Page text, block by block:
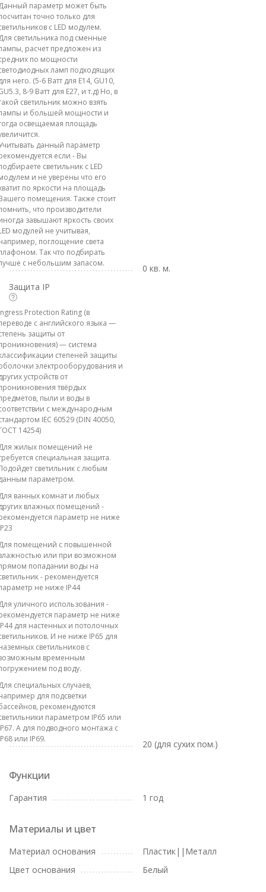
параметр может быть
точно только для
с LED модулем.
светильника под сменные
расчет предложен из
по мощности
ламп подходящих
него. (5-6 Ватт для E14, GU10,
8-9 Ватт для E27, и т.д) Но, в
светильник можно взять
и большей мощности и
освещаемая площадь
данный параметр
если - Вы
светильник с LED
и не уверены что его
по яркости на площадь
помещения. Также стоит
что производители
завышают яркость своих
модулей не учитывая,
поглощение света
Так что подбирать
с небольшим запасом.
0 кв. м.
Защита IP
Protection Rating (в
с английского языка —
защиты от
— система
степеней защиты
электрооборудования и
устройств от
твёрдых
пыли и воды в
с международным
IEC 60529 (DIN 40050,
14254)
жилых помещений не
специальная защита.
светильник с любым
параметром.
ванных комнат и любых
влажных помещений -
параметр не ниже
помещений с повышенной
или при возможном
попадании воды на
- рекомендуется
не ниже IP44
уличного использования -
параметр не ниже
для настенных и потолочных
И не ниже IP65 для
светильников с
временным
под воду.
специальных случаев,
для подсветки
рекомендуются
параметром IP65 или
А для подводного монтажа с
или IP69.
20 (для сухих пом.)
Функции
Гарантия 1 год
Материалы и цвет
Материал основания
Пластик||Металл
Цвет основания
Белый